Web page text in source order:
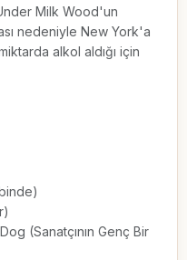
Milk Wood'un
nedeniyle New York'a
alkol aldığı için
(Sanatçının Genç Bir